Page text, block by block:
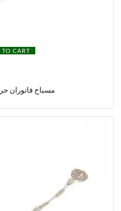
CART
مسباح فاتوران